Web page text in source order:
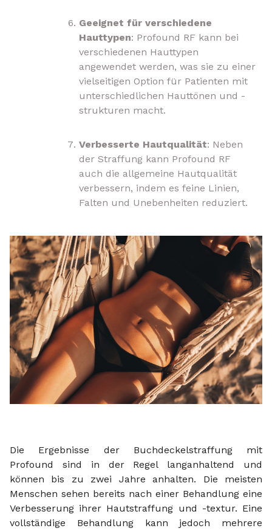
Geeignet für verschiedene
Hauttypen: Profound RF kann bei
verschiedenen Hauttypen
angewendet werden, was sie zu einer
vielseitigen Option für Patienten mit
unterschiedlichen Hauttönen und -
strukturen macht.
Verbesserte Hautqualität: Neben
der Straffung kann Profound RF
auch die allgemeine Hautqualität
verbessern, indem es feine Linien,
Falten und Unebenheiten reduziert.
Die Ergebnisse der Buchdeckelstraffung mit
Profound sind in der Regel langanhaltend und
können bis zu zwei Jahre anhalten. Die meisten
Menschen sehen bereits nach einer Behandlung eine
Verbesserung ihrer Hautstraffung und -textur. Eine
vollständige Behandlung kann jedoch mehrere